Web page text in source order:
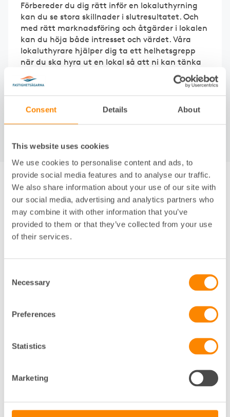
Consent Details About
This website uses cookies
We use cookies to personalise content and ads, to
provide social media features and to analyse our traffic.
We also share information about your use of our site with
our social media, advertising and analytics partners who
may combine it with other information that you’ve
provided to them or that they’ve collected from your use
of their services.
Selection
Necessary
Preferences
Statistics
Marketing
Förbereder du dig rätt inför en lokaluthyrning
kan du se stora skillnader i slutresultatet. Och
med rätt marknadsföring och åtgärder i lokalen
kan du höja både intresset och värdet. Våra
lokaluthyrare hjälper dig ta ett helhetsgrepp
när du ska hyra ut en lokal så att ni kan tänka
på annat.
Till Lokaluthyrning
Fler avsnitt av Brf-aktuellt
Renovera rätt i brf: tillstånd, avtal &
Tillstånd, ombyggnadsavtal, hyresnämnden och riskerna
med olovlig renovering. Juristen Elin Redner Antemar